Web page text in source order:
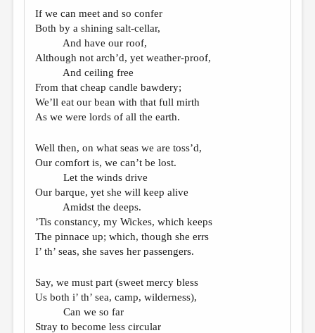
If we can meet and so confer
Both by a shining salt-cellar,
And have our roof,
Although not arch’d, yet weather-proof,
And ceiling free
From that cheap candle bawdery;
We’ll eat our bean with that full mirth
As we were lords of all the earth.
Well then, on what seas we are toss’d,
Our comfort is, we can’t be lost.
Let the winds drive
Our barque, yet she will keep alive
Amidst the deeps.
’Tis constancy, my Wickes, which keeps
The pinnace up; which, though she errs
I’ th’ seas, she saves her passengers.
Say, we must part (sweet mercy bless
Us both i’ th’ sea, camp, wilderness),
Can we so far
Stray to become less circular